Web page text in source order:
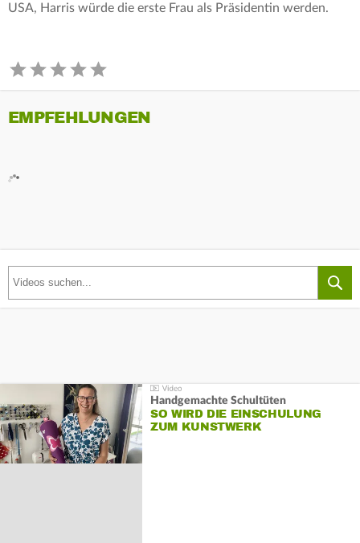
USA, Harris würde die erste Frau als Präsidentin werden.
EMPFEHLUNGEN
Handgemachte Schultüten
SO WIRD DIE EINSCHULUNG
ZUM KUNSTWERK